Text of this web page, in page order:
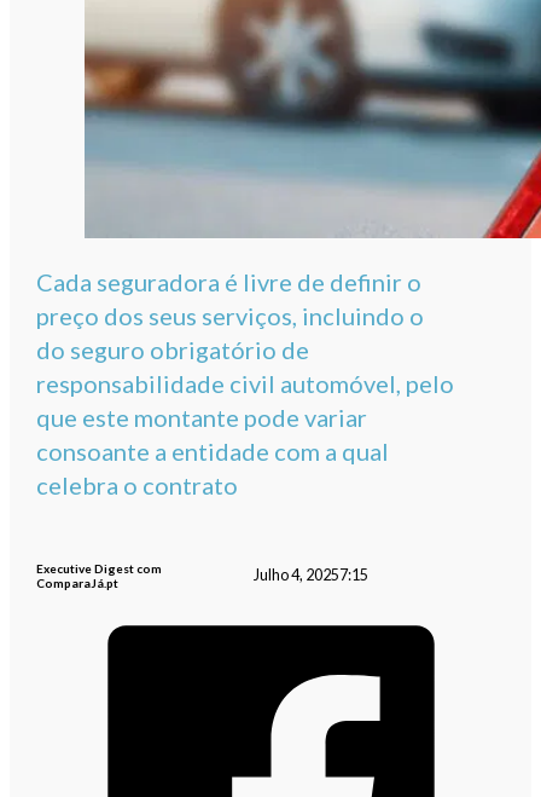
Cada seguradora é livre de definir o
preço dos seus serviços, incluindo o
do seguro obrigatório de
responsabilidade civil automóvel, pelo
que este montante pode variar
consoante a entidade com a qual
celebra o contrato
Executive Digest com
ComparaJá.pt
Julho 4, 20257:15